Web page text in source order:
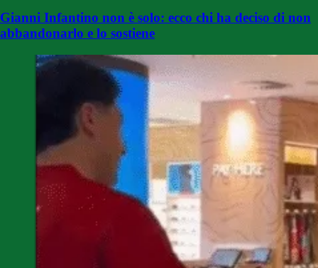
Gianni Infantino non è solo: ecco chi ha deciso di non
abbandonarlo e lo sostiene